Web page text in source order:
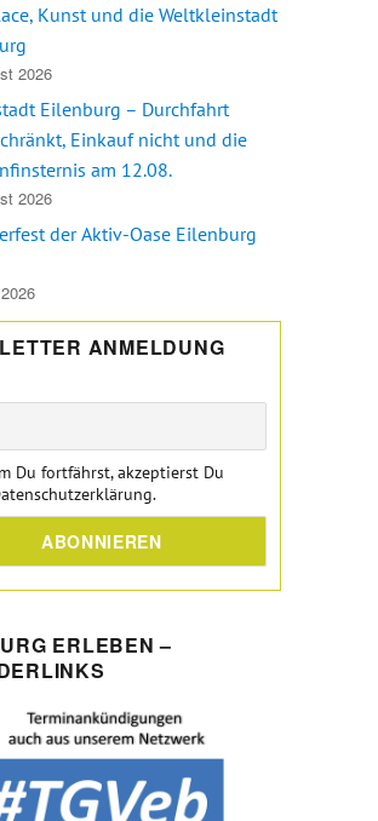
in der Birreria“
Kunst und die Weltkleinstadt
2026
Eilenburg – Durchfahrt
Einkauf nicht und die
am 12.08.
2026
der Aktiv-Oase Eilenburg
ANMELDUNG
Du fortfährst, akzeptierst Du
ERLEBEN –